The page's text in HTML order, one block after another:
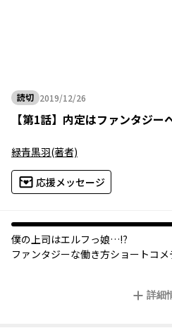
読切 2019/12/26
2019年12月26日
【第1話】 内定はファンタジー
緑青黒羽(著者)
応援メッセージ
僕の上司はエルフっ娘…⁉
ファンタジーな働き方ショートコ
詳細